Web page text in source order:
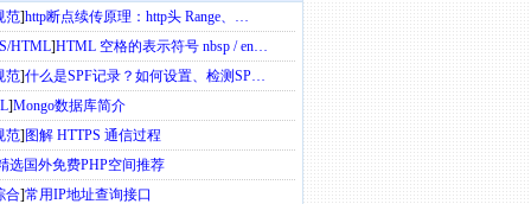
范]http断点续传原理：http头 Range、…
HTML]HTML 空格的表示符号 nbsp / en…
范]什么是SPF记录？如何设置、检测SP…
]Mongo数据库简介
范] 图解 HTTPS 通信过程
选国外免费PHP空间推荐
合]常用IP地址查询接口